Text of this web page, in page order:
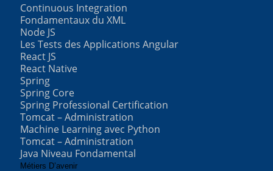
Continuous Integration
Fondamentaux du XML
Node JS
Les Tests des Applications Angular
React JS
React Native
Spring
Spring Core
Spring Professional Certification
Tomcat – Administration
Machine Learning avec Python
Tomcat – Administration
Java Niveau Fondamental
Métiers D’avenir